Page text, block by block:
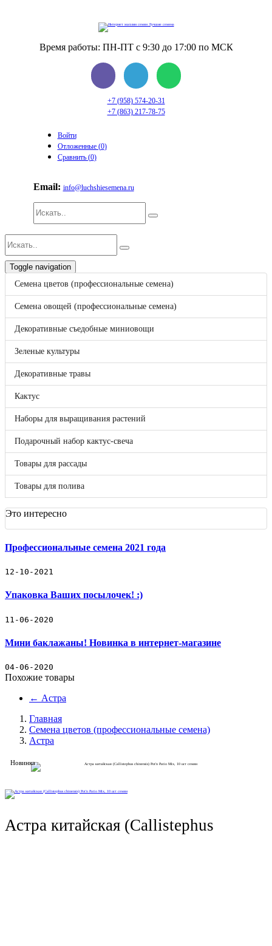
Время работы: ПН-ПТ с 9:30 до 17:00 по МСК
+7 (958) 574-20-31
+7 (863) 217-78-75
Войти
Отложенные (0)
Сравнить (0)
Email: info@luchshiesemena.ru
Toggle navigation
Бренды
Bejo
Benary
DLF (Дания)
FloraNova!
Hazera
Hem Genetics
Hem Zaden B.V.
Kieft
May Seed
Nunhems
Pan American
Seminis
Syngenta
Takii Europe
Vegetallis
ВНИИССОК
Гавриш
Sakata
Прайс-лист
Семена цветов (профессиональные семена)
Семена овощей (профессиональные семена)
Декоративные съедобные миниовощи
Зеленые культуры
Декоративные травы
Кактус
Наборы для выращивания растений
Бренды
Семена цветов (профессиональные семена)
Семена овощей (профессиональные семена)
Декоративные съедобные миниовощи
Зеленые культуры
Декоративные травы
Кактус
Наборы для выращивания растений
Подарочный набор кактус-свеча
Товары для рассады
Товары для полива
Это интересно
Профессиональные семена 2021 года
12-10-2021
Упаковка Ваших посылочек! :)
11-06-2020
Мини баклажаны! Новинка в интернет-магазине
04-06-2020
Похожие товары
← Астра
Главная
Семена цветов (профессиональные семена)
Астра
Новинка
Астра китайская (Callistephus